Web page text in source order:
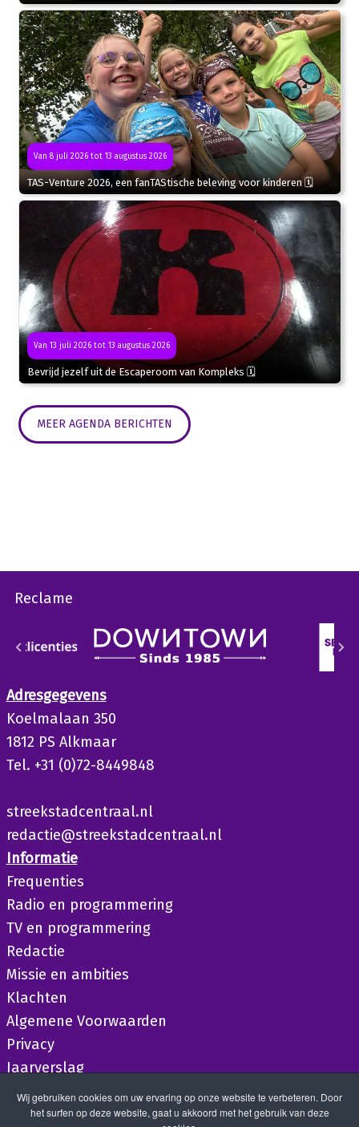
Van 8 juli 2026 tot 13 augustus 2026
TAS-Venture 2026, een fanTAStische beleving voor kinderen 🗓
Van 13 juli 2026 tot 13 augustus 2026
Bevrijd jezelf uit de Escaperoom van Kompleks 🗓
MEER AGENDA BERICHTEN
Reclame
Adresgegevens
Koelmalaan 350
1812 PS Alkmaar
Tel. +31 (0)72-8449848
streekstadcentraal.nl
redactie@streekstadcentraal.nl
Informatie
Frequenties
Radio en programmering
TV en programmering
Redactie
Missie en ambities
Klachten
Algemene Voorwaarden
Privacy
Jaarverslag
Wij gebruiken cookies om uw ervaring op onze website te verbeteren. Door
het surfen op deze website, gaat u akkoord met het gebruik van deze